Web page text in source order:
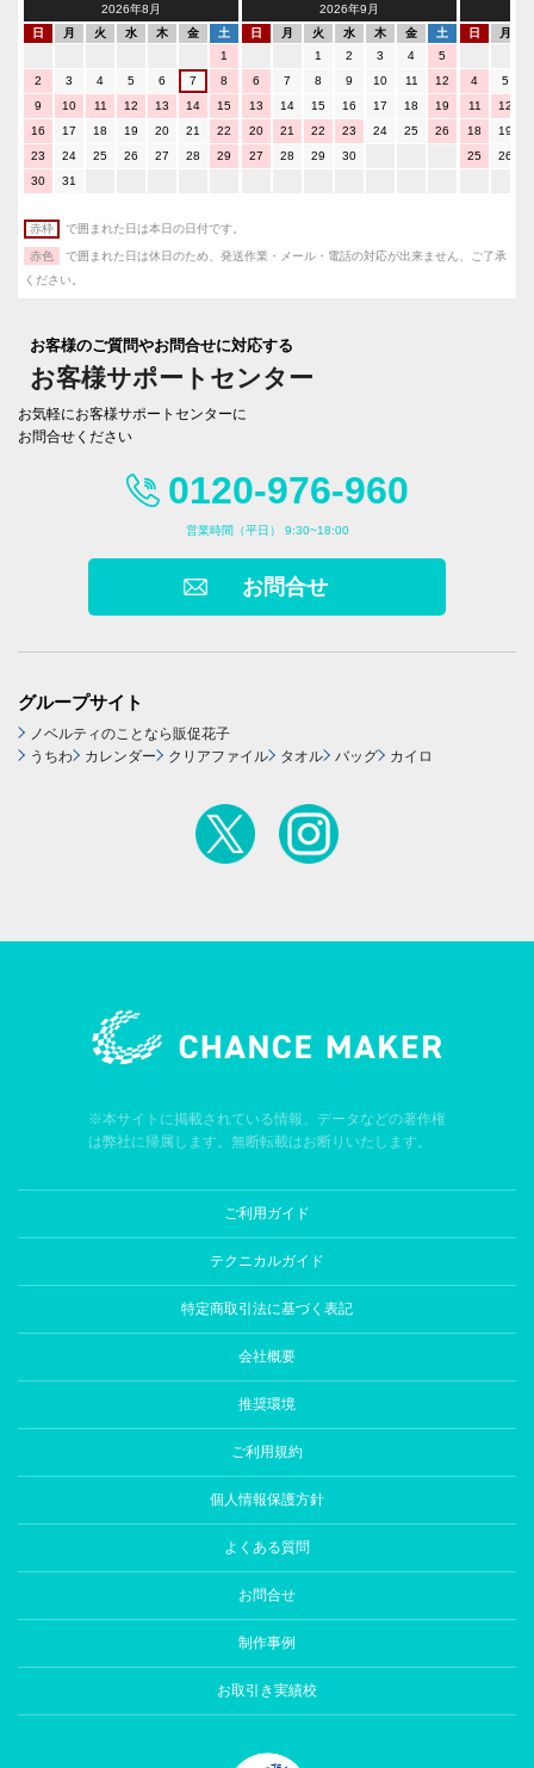
2026年8月
日
月 火 水 木 金
土
1
2
3 4 5 6 7
8
9
10 11 12 13 14
15
16
17 18 19 20 21
22
23
24 25 26 27 28
29
30
31
2026年9月
日
月 火 水 木 金
土
1
2 3 4
5
6
7 8 9 10 11
12
13
14 15 16 17 18
19
20
21 22 23 24 25
26
27
28 29 30
日 月
4 5
11
12
18
19
25
26
赤枠 で囲まれた日は本日の日付です。
赤色
で囲まれた日は休日のため、発送作業・メール・電話の対応が出来ません、ご了承
ください。
お客様のご質問やお問合せに対応する
お客様サポートセンター
お気軽にお客様サポートセンターに
お問合せください
0120-976-960
営業時間（平日） 9:30~18:00
お問合せ
グループサイト
ノベルティのことなら販促花子
うちわ
カレンダー クリアファイル タオル バッグ カイロ
※本サイトに掲載されている情報、データなどの著作権
は弊社に帰属します。無断転載はお断りいたします。
ご利用ガイド
テクニカルガイド
特定商取引法に基づく表記
会社概要
推奨環境
ご利用規約
個人情報保護方針
よくある質問
お問合せ
制作事例
お取引き実績校